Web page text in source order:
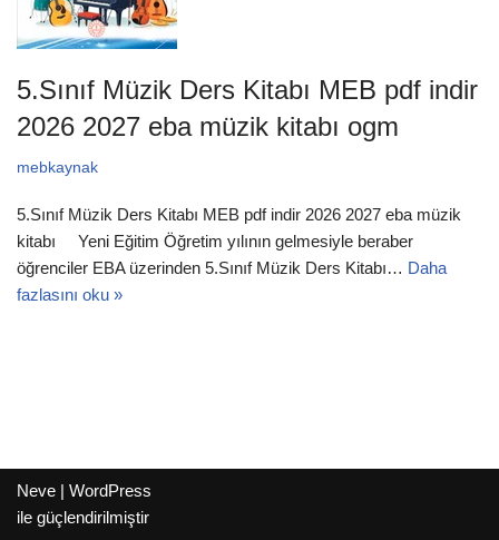
5.Sınıf Müzik Ders Kitabı MEB pdf indir
2026 2027 eba müzik kitabı ogm
mebkaynak
5.Sınıf Müzik Ders Kitabı MEB pdf indir 2026 2027 eba müzik
kitabı Yeni Eğitim Öğretim yılının gelmesiyle beraber
öğrenciler EBA üzerinden 5.Sınıf Müzik Ders Kitabı… Daha
fazlasını oku »
Neve | WordPress
ile güçlendirilmiştir